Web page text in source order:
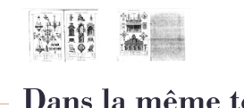
Ressources
NOS CENTRES DE